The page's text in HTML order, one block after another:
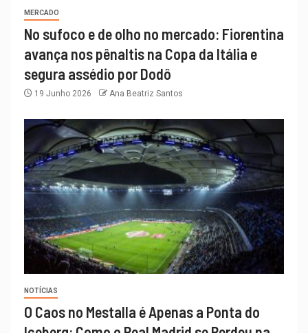
MERCADO
No sufoco e de olho no mercado: Fiorentina
avança nos pênaltis na Copa da Itália e
segura assédio por Dodô
19 Junho 2026 Ana Beatriz Santos
NOTÍCIAS
O Caos no Mestalla é Apenas a Ponta do